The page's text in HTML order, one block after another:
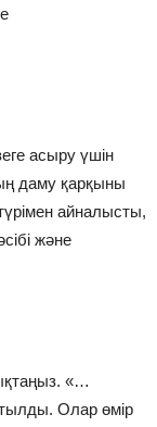
асыру үшін
даму қарқыны
айналысты,
және
«…
Олар өмір